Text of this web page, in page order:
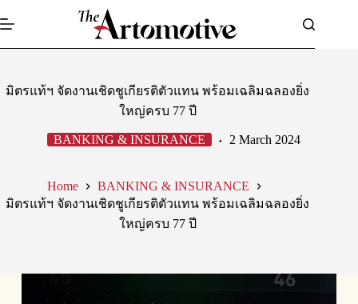
to
มิตรแท้ฯ จัดงานเชิดชูเกียรติตัวแทน พร้อมเฉลิมฉลองยิ่ง
ใหญ่ครบ 77 ปี
BANKING & INSURANCE 2 March 2024
Home
BANKING & INSURANCE
มิตรแท้ฯ จัดงานเชิดชูเกียรติตัวแทน พร้อมเฉลิมฉลองยิ่ง
ใหญ่ครบ 77 ปี